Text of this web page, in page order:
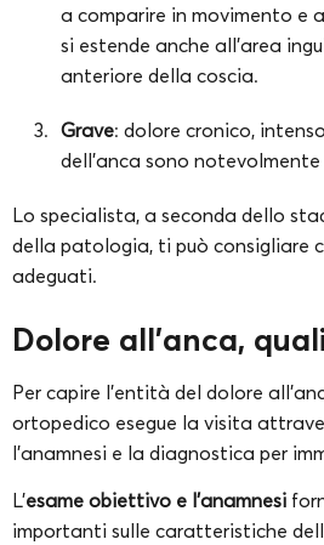
a comparire in movimento e
si estende anche all’area
anteriore della coscia.
Grave: dolore cronico,
dell’anca sono notevolmente
Lo specialista, a seconda dello
della patologia, ti può consigliare
adeguati.
Dolore all’anca,
Per capire l’entità del dolore
ortopedico esegue la visita
l’anamnesi e la diagnostica per
L’esame obiettivo e l’anamnesi
importanti sulle caratteristiche